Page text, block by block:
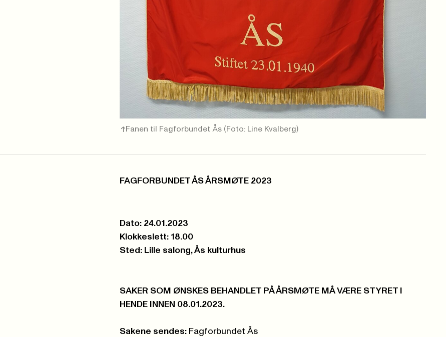
Fanen til Fagforbundet Ås (Foto: Line Kvalberg)
FAGFORBUNDET ÅS ÅRSMØTE 2023
Dato: 24.01.2023
Klokkeslett: 18.00
Sted: Lille salong, Ås kulturhus
SAKER SOM ØNSKES BEHANDLET PÅ ÅRSMØTE MÅ VÆRE STYRET I
HENDE INNEN 08.01.2023.
Sakene sendes:Fagforbundet Ås